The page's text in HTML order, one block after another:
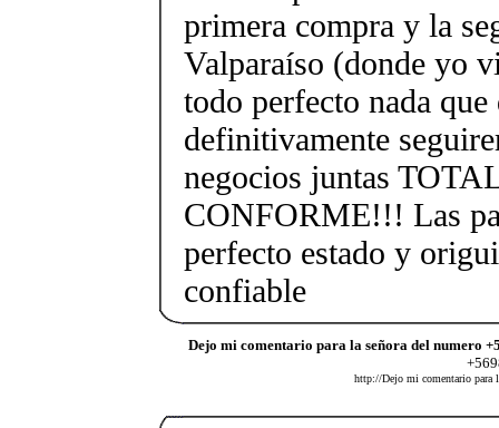
primera compra y la
Valparaíso (donde yo
todo perfecto nada que
definitivamente
negocios juntas
CONFORME!!! Las
perfecto estado y
confiable
Dejo mi comentario para la señora del numero
http://Dejo mi comentario para